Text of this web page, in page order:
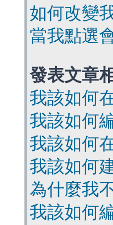
如何改變
當我點選
發表文章
我該如何
我該如何
我該如何
我該如何
為什麼我
我該如何